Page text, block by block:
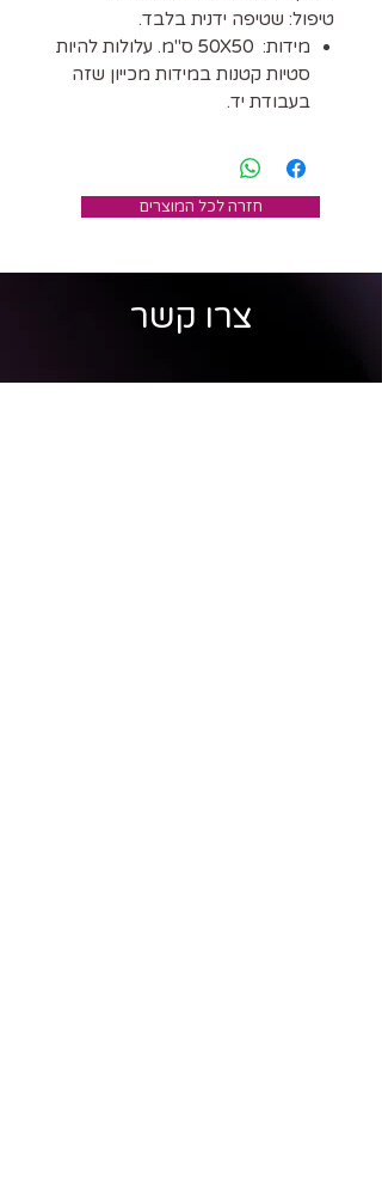
טיפול: שטיפה ידנית בלבד.
מידות: 50X50 ס"מ. עלולות להיות
סטיות קטנות במידות מכייון שזה
בעבודת יד.
חזרה לכל המוצרים
צרו קשר